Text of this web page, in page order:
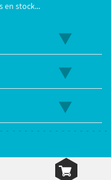
en stock...